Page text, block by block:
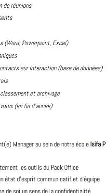
de réunions
(Word, Powerpoint, Excel)
sur Interaction (base de données)
et archivage
(en fin d’année)
Manager au sein de notre école Isifa
les outils du Pack Office
état d'esprit communicatif et d'équipe